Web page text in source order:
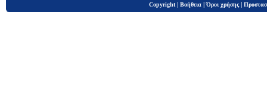
Copyright | Βοήθεια |Όροι χρήσης |